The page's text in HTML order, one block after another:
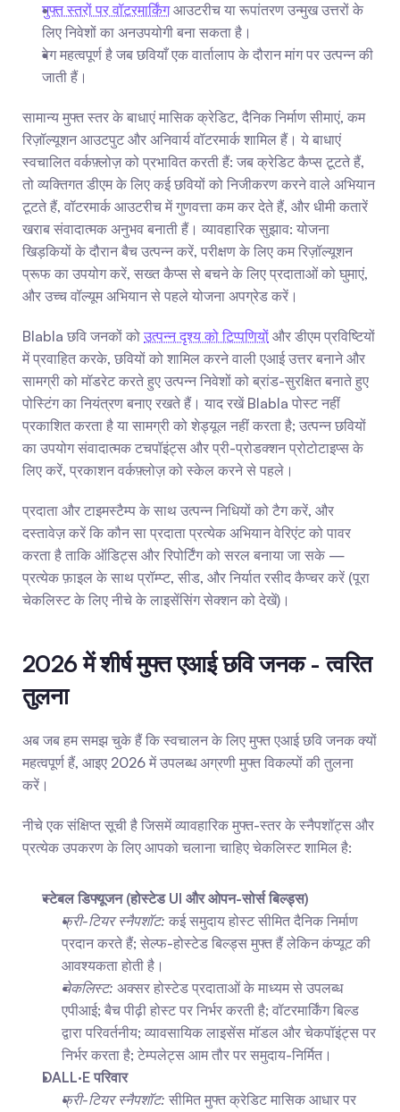
मुफ्त स्तरों पर वॉटरमार्किंग आउटरीच या रूपांतरण उन्मुख उत्तरों के
लिए निवेशों का अनउपयोगी बना सकता है।
वेग महत्वपूर्ण है जब छवियाँ एक वार्तालाप के दौरान मांग पर उत्पन्न की
जाती हैं।
सामान्य मुफ्त स्तर के बाधाएं मासिक क्रेडिट, दैनिक निर्माण सीमाएं, कम
रिज़ॉल्यूशन आउटपुट और अनिवार्य वॉटरमार्क शामिल हैं। ये बाधाएं
स्वचालित वर्कफ़्लोज़ को प्रभावित करती हैं: जब क्रेडिट कैप्स टूटते हैं,
तो व्यक्तिगत डीएम के लिए कई छवियों को निजीकरण करने वाले अभियान
टूटते हैं, वॉटरमार्क आउटरीच में गुणवत्ता कम कर देते हैं, और धीमी कतारें
खराब संवादात्मक अनुभव बनाती हैं। व्यावहारिक सुझाव: योजना
खिड़कियों के दौरान बैच उत्पन्न करें, परीक्षण के लिए कम रिज़ॉल्यूशन
प्रूफ का उपयोग करें, सख्त कैप्स से बचने के लिए प्रदाताओं को घुमाएं,
और उच्च वॉल्यूम अभियान से पहले योजना अपग्रेड करें।
Blabla छवि जनकों को उत्पन्न दृश्य को टिप्पणियों और डीएम प्रविष्टियों
में प्रवाहित करके, छवियों को शामिल करने वाली एआई उत्तर बनाने और
सामग्री को मॉडरेट करते हुए उत्पन्न निवेशों को ब्रांड-सुरक्षित बनाते हुए
पोस्टिंग का नियंत्रण बनाए रखते हैं। याद रखें Blabla पोस्ट नहीं
प्रकाशित करता है या सामग्री को शेड्यूल नहीं करता है; उत्पन्न छवियों
का उपयोग संवादात्मक टचपॉइंट्स और प्री-प्रोडक्शन प्रोटोटाइप्स के
लिए करें, प्रकाशन वर्कफ़्लोज़ को स्केल करने से पहले।
प्रदाता और टाइमस्टैम्प के साथ उत्पन्न निधियों को टैग करें, और
दस्तावेज़ करें कि कौन सा प्रदाता प्रत्येक अभियान वेरिएंट को पावर
करता है ताकि ऑडिट्स और रिपोर्टिंग को सरल बनाया जा सके —
प्रत्येक फ़ाइल के साथ प्रॉम्प्ट, सीड, और निर्यात रसीद कैप्चर करें (पूरा
चेकलिस्ट के लिए नीचे के लाइसेंसिंग सेक्शन को देखें)।
2026 में शीर्ष मुफ्त एआई छवि जनक - त्वरित
तुलना
अब जब हम समझ चुके हैं कि स्वचालन के लिए मुफ्त एआई छवि जनक क्यों
महत्वपूर्ण हैं, आइए 2026 में उपलब्ध अग्रणी मुफ्त विकल्पों की तुलना
करें।
नीचे एक संक्षिप्त सूची है जिसमें व्यावहारिक मुफ्त-स्तर के स्नैपशॉट्स और
प्रत्येक उपकरण के लिए आपको चलाना चाहिए चेकलिस्ट शामिल है:
स्टेबल डिफ्यूजन (होस्टेड UI और ओपन-सोर्स बिल्ड्स)
फ्री-टियर स्नैपशॉट: कई समुदाय होस्ट सीमित दैनिक निर्माण
प्रदान करते हैं; सेल्फ-होस्टेड बिल्ड्स मुफ्त हैं लेकिन कंप्यूट की
आवश्यकता होती है।
चेकलिस्ट: अक्सर होस्टेड प्रदाताओं के माध्यम से उपलब्ध
एपीआई; बैच पीढ़ी होस्ट पर निर्भर करती है; वॉटरमार्किंग बिल्ड
द्वारा परिवर्तनीय; व्यावसायिक लाइसेंस मॉडल और चेकपॉइंट्स पर
निर्भर करता है; टेम्पलेट्स आम तौर पर समुदाय-निर्मित।
DALL·E परिवार
फ्री-टियर स्नैपशॉट: सीमित मुफ्त क्रेडिट मासिक आधार पर